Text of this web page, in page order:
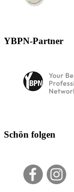
YBPN-Partner
Schön folgen